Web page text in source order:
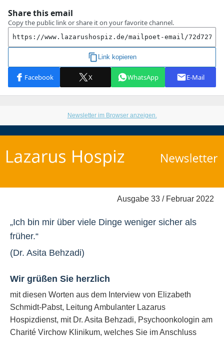
Newsletter im Browser anzeigen.
Ausgabe 33 / Februar 2022
„Ich bin mir über viele Dinge weniger sicher als
früher.“
(Dr. Asita Behzadi)
Wir grüßen Sie herzlich
mit diesen Worten aus dem Interview von Elizabeth
Schmidt-Pabst, Leitung Ambulanter Lazarus
Hospizdienst, mit Dr. Asita Behzadi, Psychoonkologin am
Charité Virchow Klinikum, welches Sie im Anschluss